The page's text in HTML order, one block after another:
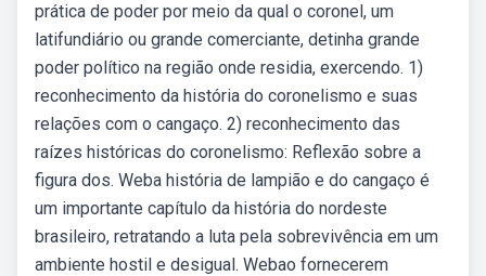
prática de poder por meio da qual o coronel, um
latifundiário ou grande comerciante, detinha grande
poder político na região onde residia, exercendo. 1)
reconhecimento da história do coronelismo e suas
relações com o cangaço. 2) reconhecimento das
raízes históricas do coronelismo: Reflexão sobre a
figura dos. Weba história de lampião e do cangaço é
um importante capítulo da história do nordeste
brasileiro, retratando a luta pela sobrevivência em um
ambiente hostil e desigual. Webao fornecerem